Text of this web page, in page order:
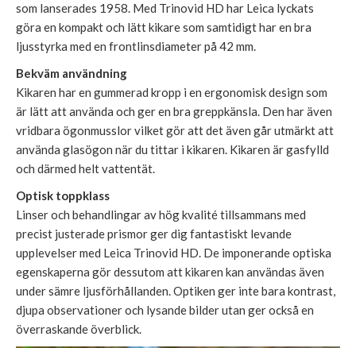
som lanserades 1958. Med Trinovid HD har Leica lyckats
göra en kompakt och lätt kikare som samtidigt har en bra
ljusstyrka med en frontlinsdiameter på 42 mm.
Bekväm användning
Kikaren har en gummerad kropp i en ergonomisk design som
är lätt att använda och ger en bra greppkänsla. Den har även
vridbara ögonmusslor vilket gör att det även går utmärkt att
använda glasögon när du tittar i kikaren. Kikaren är gasfylld
och därmed helt vattentät.
Optisk toppklass
Linser och behandlingar av hög kvalité tillsammans med
precist justerade prismor ger dig fantastiskt levande
upplevelser med Leica Trinovid HD. De imponerande optiska
egenskaperna gör dessutom att kikaren kan användas även
under sämre ljusförhållanden. Optiken ger inte bara kontrast,
djupa observationer och lysande bilder utan ger också en
överraskande överblick.